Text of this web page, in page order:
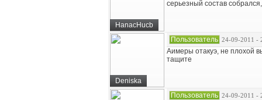
HanacHucb
серьезный состав
Deniska
Пользователь 24-09-2011 -
Аимеры отакуэ, не плохой
тащите
Пользователь 24-09-2011 -